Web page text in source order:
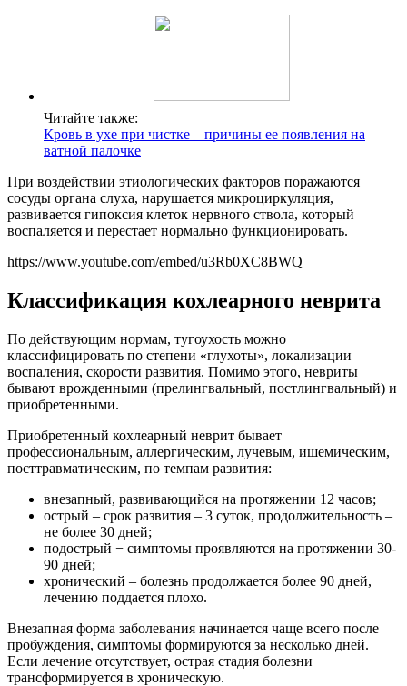
Читайте также:
Кровь в ухе при чистке – причины ее появления на
ватной палочке
При воздействии этиологических факторов поражаются
сосуды органа слуха, нарушается микроциркуляция,
развивается гипоксия клеток нервного ствола, который
воспаляется и перестает нормально функционировать.
https://www.youtube.com/embed/u3Rb0XC8BWQ
Классификация кохлеарного неврита
По действующим нормам, тугоухость можно
классифицировать по степени «глухоты», локализации
воспаления, скорости развития. Помимо этого, невриты
бывают врожденными (прелингвальный, постлингвальный) и
приобретенными.
Приобретенный кохлеарный неврит бывает
профессиональным, аллергическим, лучевым, ишемическим,
посттравматическим, по темпам развития:
внезапный, развивающийся на протяжении 12 часов;
острый – срок развития – 3 суток, продолжительность –
не более 30 дней;
подострый − симптомы проявляются на протяжении 30-
90 дней;
хронический – болезнь продолжается более 90 дней,
лечению поддается плохо.
Внезапная форма заболевания начинается чаще всего после
пробуждения, симптомы формируются за несколько дней.
Если лечение отсутствует, острая стадия болезни
трансформируется в хроническую.